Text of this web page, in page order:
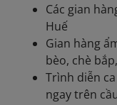
Các gian
Huế
Gian hàng
bèo, chè
Trình diễn
ngay trên